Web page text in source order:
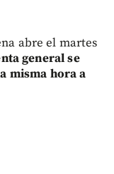
abre el martes
general se
misma hora a